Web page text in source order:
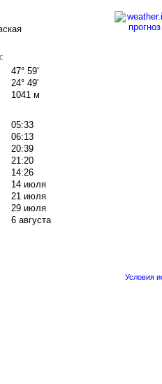
47° 59'
24° 49'
1041 м
05:33
06:13
20:39
21:20
14:26
14 июля
21 июля
29 июля
6 августа
Условия